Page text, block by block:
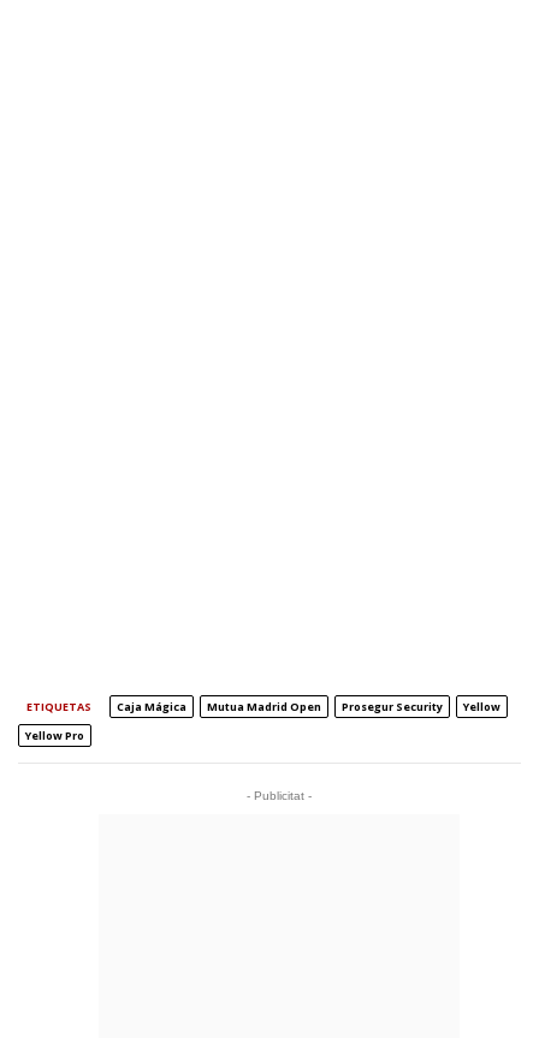
ETIQUETAS Caja Mágica Mutua Madrid Open Prosegur Security
Yellow
Yellow Pro
- Publicitat -